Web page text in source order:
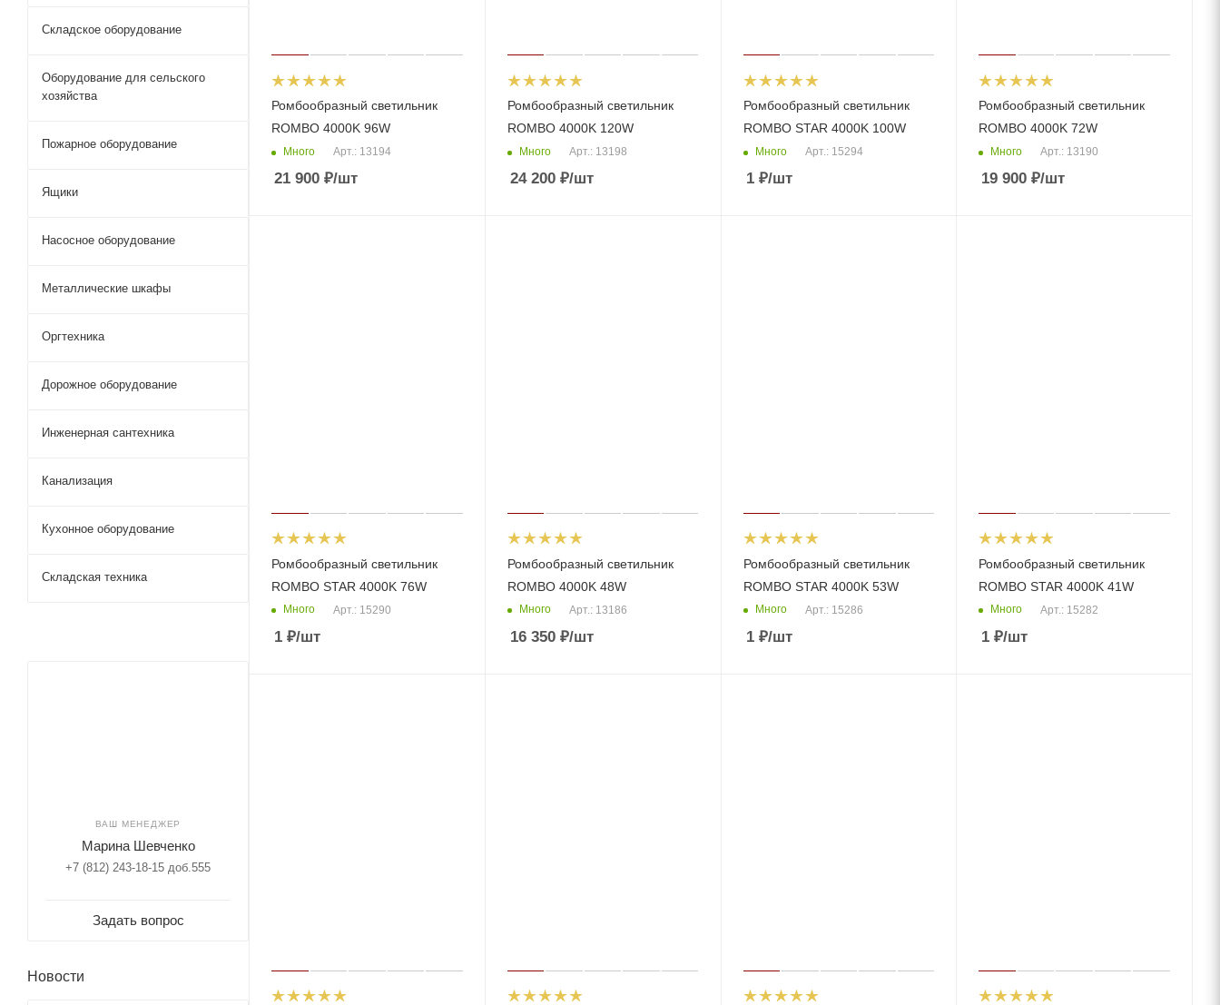
Ромбообразный светильник
ROMBO 4000K 96W
Много Арт.: 13194
21 900 ₽/шт
Ромбообразный светильник
ROMBO 4000K 120W
Много Арт.: 13198
24 200₽/шт
Ромбообразный светильник
ROMBO STAR 4000K 100W
Много Арт.: 15294
1₽/шт
Ромбообразный светильник
ROMBO 4000K 72W
Много Арт.: 13190
19 900 ₽/шт
Ромбообразный светильник
ROMBO STAR 4000K 76W
Много Арт.: 15290
1 ₽/шт
Ромбообразный светильник
ROMBO 4000K 48W
Много Арт.: 13186
16 350₽/шт
Ромбообразный светильник
ROMBO STAR 4000K 53W
Много Арт.: 15286
1₽/шт
Ромбообразный светильник
ROMBO STAR 4000K 41W
Много Арт.: 15282
1 ₽/шт
Складское оборудование
Оборудование для сельского
хозяйства
Пожарное оборудование
Ящики
Насосное оборудование
Металлические шкафы
Оргтехника
Дорожное оборудование
Инженерная сантехника
Канализация
Кухонное оборудование
Складская техника
ВАШ МЕНЕДЖЕР
Марина Шевченко
+7 (812) 243-18-15 доб.555
Задать вопрос
Новости